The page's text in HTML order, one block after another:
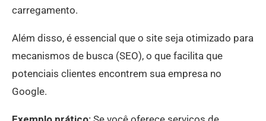
carregamento.
Além disso, é essencial que o site seja otimizado para
mecanismos de busca (SEO), o que facilita que
potenciais clientes encontrem sua empresa no
Google.